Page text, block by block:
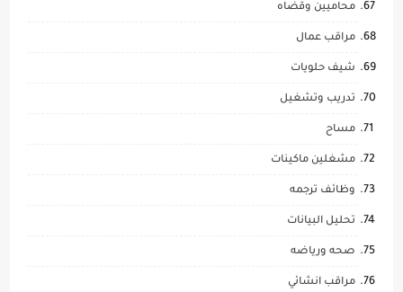
محاميين وقضاه
مراقب عمال
شيف حلويات
تدريب وتشغيل
مساح
مشغلين ماكينات
وظائف ترجمه
تحليل البيانات
صحه ورياضه
مراقب انشائي